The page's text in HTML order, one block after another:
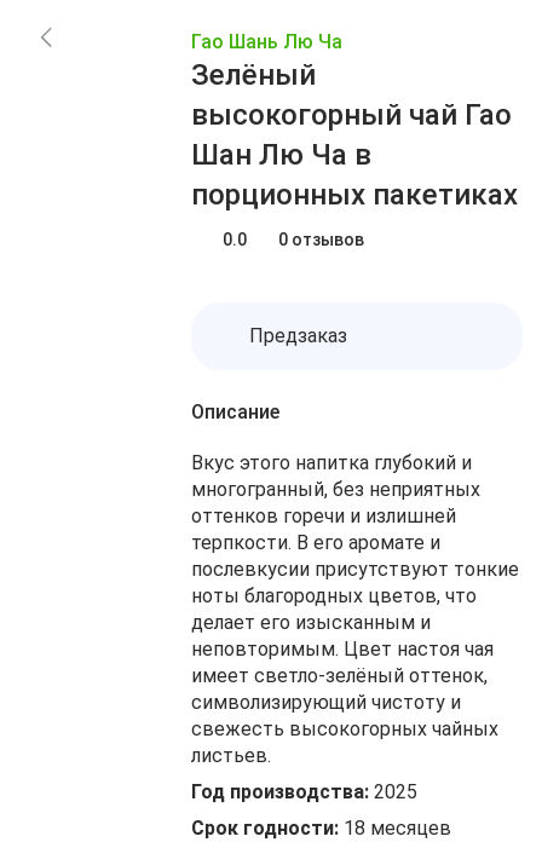
Акции
Блог
Гао Шань Лю Ча
Зелёный
высокогорный чай Гао
Шан Лю Ча в
порционных пакетиках
0.0 0 отзывов
Предзаказ
Описание
Вкус этого напитка глубокий и
многогранный, без неприятных
оттенков горечи и излишней
терпкости. В его аромате и
послевкусии присутствуют тонкие
ноты благородных цветов, что
делает его изысканным и
неповторимым. Цвет настоя чая
имеет светло-зелёный оттенок,
символизирующий чистоту и
свежесть высокогорных чайных
листьев.
Год производства: 2025
Срок годности: 18 месяцев